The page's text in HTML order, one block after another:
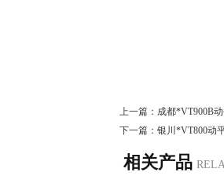
上一篇： 成都*VT900B
下一篇： 银川*VT800动
相关产品